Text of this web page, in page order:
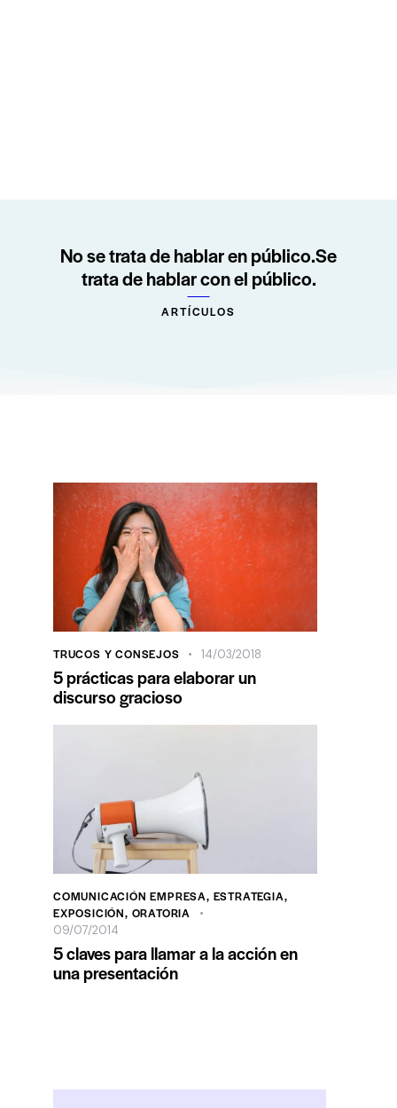
No se trata de hablar en público.Se
trata de hablar con el público.
ARTÍCULOS
TRUCOS Y CONSEJOS 14/03/2018
5 prácticas para elaborar un
discurso gracioso
COMUNICACIÓN EMPRESA, ESTRATEGIA,
EXPOSICIÓN, ORATORIA
09/07/2014
5 claves para llamar a la acción en
una presentación